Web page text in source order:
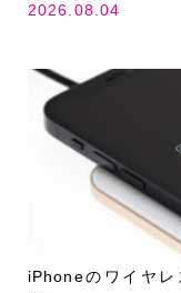
2026.08.04
iPhoneのワイヤ